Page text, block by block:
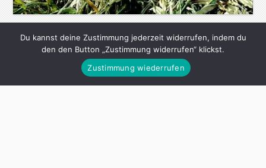
Kinderbuchautorin Gudrun Pausewang warnt vor den
Gefahren der Atomkraft Ihr Antiatomkraft-Buch „Die
Wolke“ (1987) verkaufte sich millionenfach und wurde in
13 Sprachen übersetzt. In Deutschland muss es fast
Du kannst deine Zustimmung jederzeit widerrufen, indem du
den den Button „Zustimmung widerrufen“ klickst.
Zustimmung wiederrufen